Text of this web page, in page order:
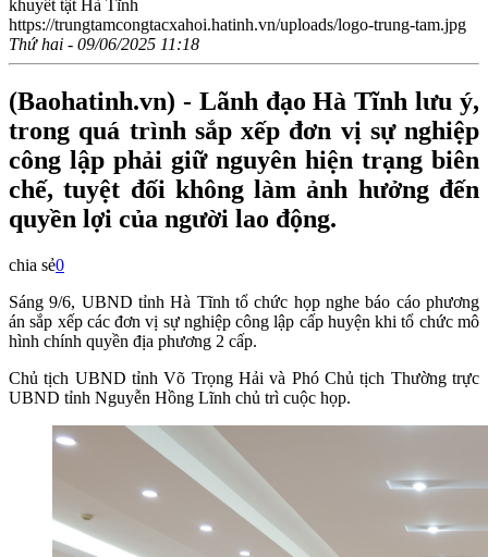
khuyết tật Hà Tĩnh
https://trungtamcongtacxahoi.hatinh.vn/uploads/logo-trung-tam.jpg
Thứ hai - 09/06/2025 11:18
(Baohatinh.vn) - Lãnh đạo Hà Tĩnh lưu ý,
trong quá trình sắp xếp đơn vị sự nghiệp
công lập phải giữ nguyên hiện trạng biên
chế, tuyệt đối không làm ảnh hưởng đến
quyền lợi của người lao động.
chia sẻ0
Sáng 9/6, UBND tỉnh Hà Tĩnh tổ chức họp nghe báo cáo phương
án sắp xếp các đơn vị sự nghiệp công lập cấp huyện khi tổ chức mô
hình chính quyền địa phương 2 cấp.
Chủ tịch UBND tỉnh Võ Trọng Hải và Phó Chủ tịch Thường trực
UBND tỉnh Nguyễn Hồng Lĩnh chủ trì cuộc họp.